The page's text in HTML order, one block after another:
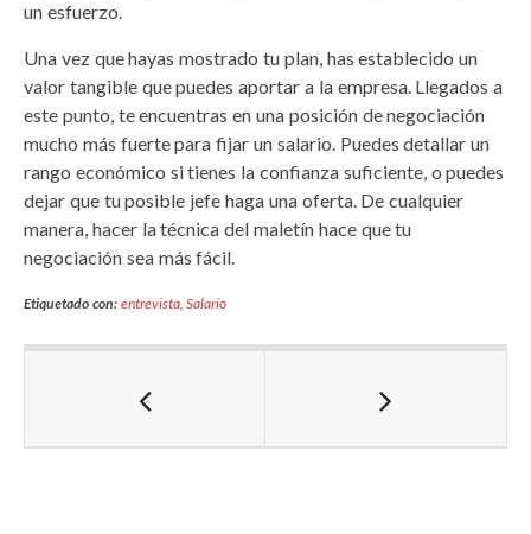
un esfuerzo.
Una vez que hayas mostrado tu plan, has establecido un
valor tangible que puedes aportar a la empresa. Llegados a
este punto, te encuentras en una posición de negociación
mucho más fuerte para fijar un salario. Puedes detallar un
rango económico si tienes la confianza suficiente, o puedes
dejar que tu posible jefe haga una oferta. De cualquier
manera, hacer la técnica del maletín hace que tu
negociación sea más fácil.
Etiquetado con: entrevista,Salario